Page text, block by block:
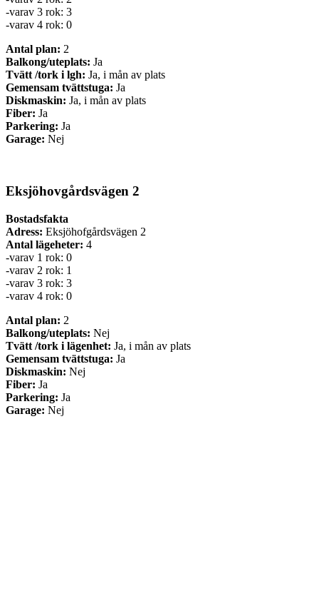
-varav 3 rok: 3
-varav 4 rok: 0
Antal plan: 2
Balkong/uteplats: Ja
Tvätt /tork i lgh: Ja, i mån av plats
Gemensam tvättstuga: Ja
Diskmaskin: Ja, i mån av plats
Fiber: Ja
Parkering: Ja
Garage: Nej
Eksjöhovgårdsvägen 2
Bostadsfakta
Adress: Eksjöhofgårdsvägen 2
Antal lägeheter: 4
-varav 1 rok: 0
-varav 2 rok: 1
-varav 3 rok: 3
-varav 4 rok: 0
Antal plan: 2
Balkong/uteplats: Nej
Tvätt /tork i lägenhet: Ja, i mån av plats
Gemensam tvättstuga: Ja
Diskmaskin: Nej
Fiber: Ja
Parkering: Ja
Garage: Nej